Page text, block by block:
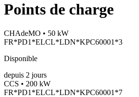
Points de charge
CHAdeMO • 50 kW
FR*PD1*ELCL*LDN*KPC60001*3
Disponible
depuis 2 jours
CCS • 200 kW
FR*PD1*ELCL*LDN*KPC60001*7